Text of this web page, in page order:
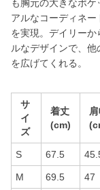
も胸元の大きなポ
アルなコーディネ
を実現。デイリー
ルなデザインで、
を広げてくれる。
サ
イ
ズ
着丈
(cm)
S 67.5
M 69.5 47